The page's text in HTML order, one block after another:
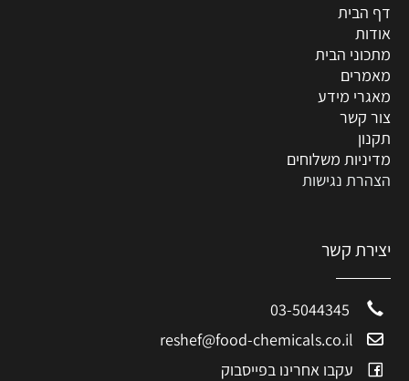
דף הבית
אודות
מתכוני הבית
מאמרים
מאגרי מידע
צור קשר
תקנון
מדיניות משלוחים
הצהרת נגישות
יצירת קשר
reshef@food-chemicals.co.il
עקבו אחרינו בפייסבוק